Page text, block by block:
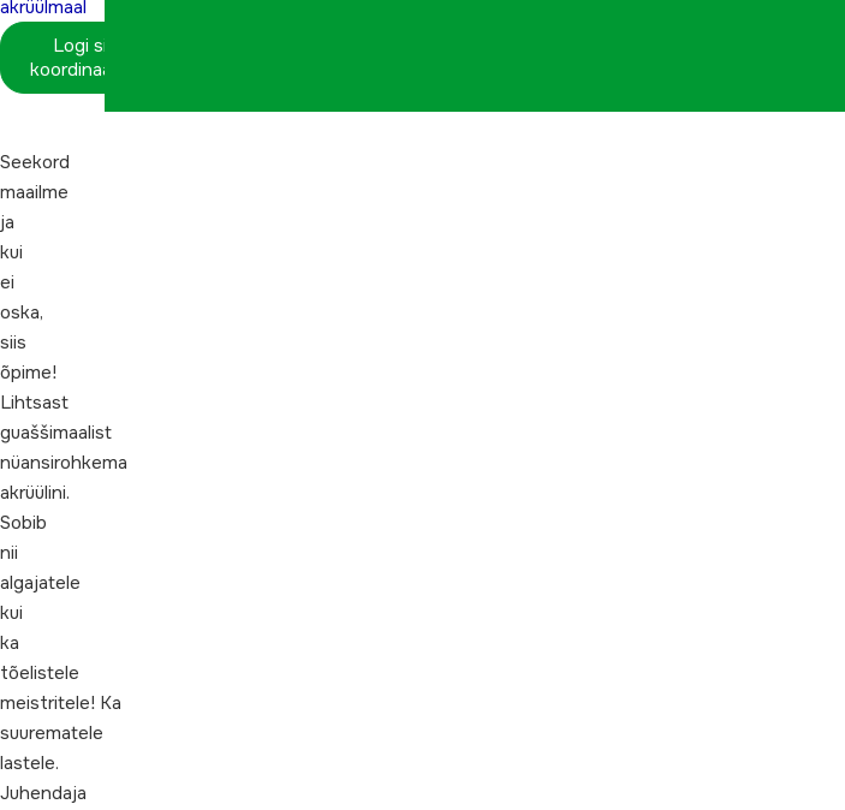
akrüülmaal
Logi sisse
koordinaatorina
Seekord
maailme
ja
kui
ei
oska,
siis
õpime!
Lihtsast
guaššimaalist
nüansirohkema
akrüülini.
Sobib
nii
algajatele
kui
ka
tõelistele
meistritele! Ka
suurematele
lastele.
Juhendaja